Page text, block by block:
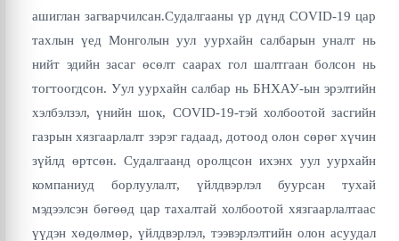
ашиглан загварчилсан.Судалгааны үр дүнд COVID-19 цар
тахлын үед Монголын уул уурхайн салбарын уналт нь
нийт эдийн засаг өсөлт саарах гол шалтгаан болсон нь
тогтоогдсон. Уул уурхайн салбар нь БНХАУ-ын эрэлтийн
хэлбэлзэл, үнийн шок, COVID-19-тэй холбоотой засгийн
газрын хязгаарлалт зэрэг гадаад, дотоод олон сөрөг хүчин
зүйлд өртсөн. Судалгаанд оролцсон ихэнх уул уурхайн
компаниуд борлуулалт, үйлдвэрлэл буурсан тухай
мэдээлсэн бөгөөд цар тахалтай холбоотой хязгаарлалтаас
үүдэн хөдөлмөр, үйлдвэрлэл, тээвэрлэлтийн олон асуудал